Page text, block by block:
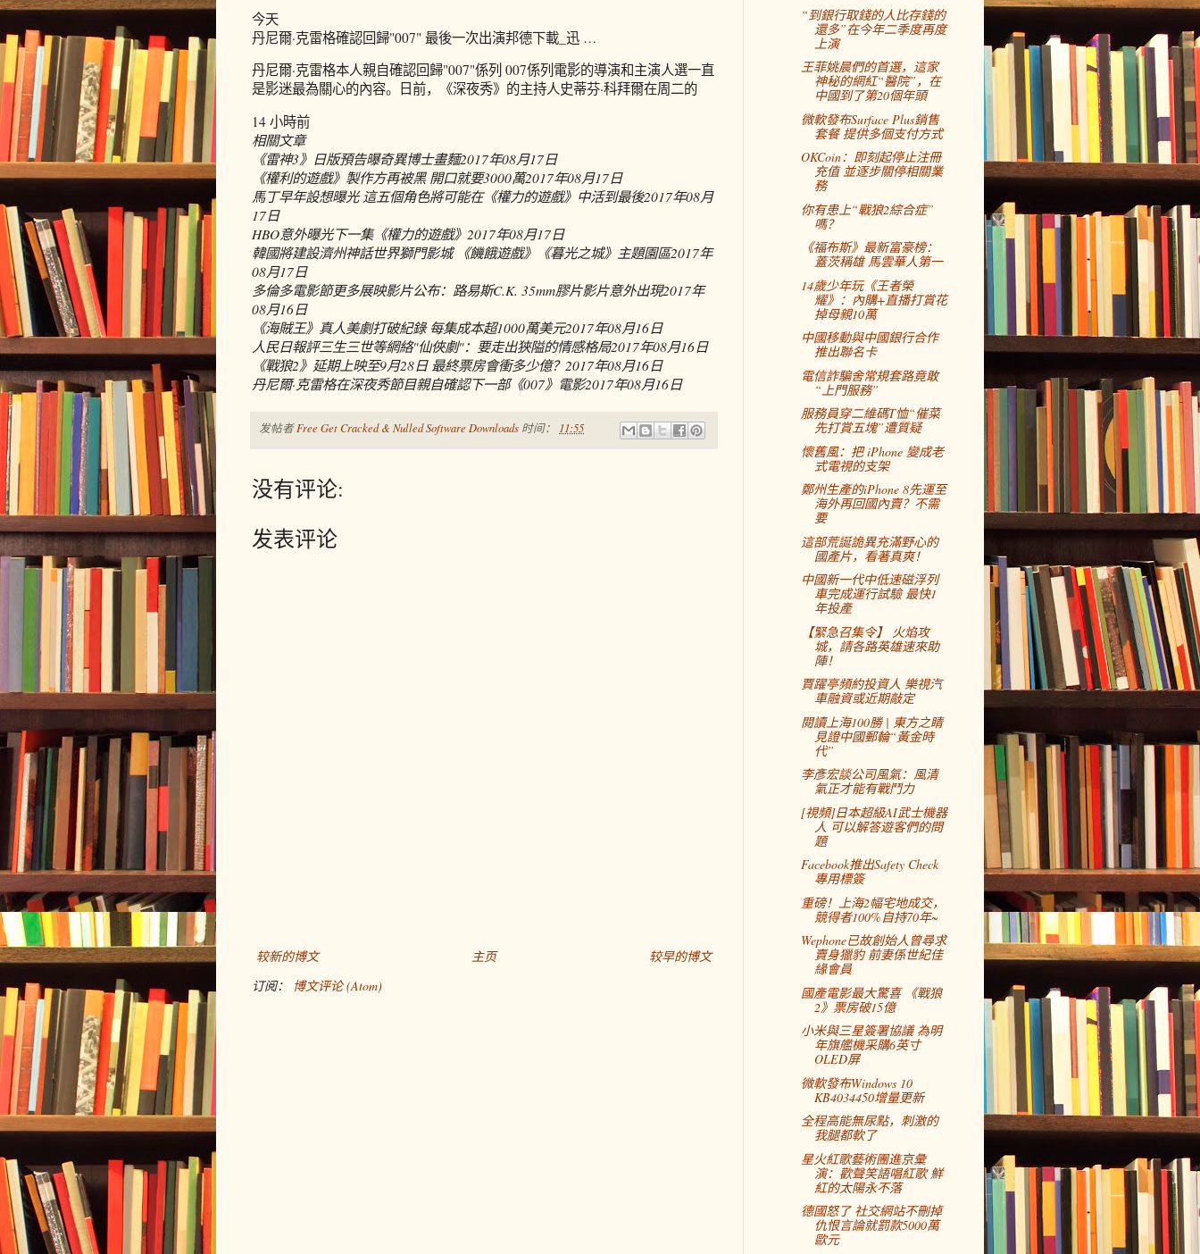
今天
丹尼爾·克雷格確認回歸"007" 最後一次出演邦德下載_迅 …
丹尼爾·克雷格本人親自確認回歸"007"係列 007係列電影的導演和主演人選一直
是影迷最為關心的內容。日前，《深夜秀》的主持人史蒂芬·科拜爾在周二的
14 小時前
相關文章
《雷神3》日版預告曝奇異博士畫麵2017年08月17日
《權利的遊戲》製作方再被黑 開口就要3000萬2017年08月17日
馬丁早年設想曝光 這五個角色將可能在《權力的遊戲》中活到最後2017年08月
17日
HBO意外曝光下一集《權力的遊戲》 2017年08月17日
韓國將建設濟州神話世界獅門影城 《饑餓遊戲》《暮光之城》主題園區2017年
08月17日
多倫多電影節更多展映影片公布：路易斯C.K. 35mm膠片影片意外出現2017年
08月16日
《海賊王》真人美劇打破紀錄 每集成本超1000萬美元2017年08月16日
人民日報評三生三世等網絡"仙俠劇"：要走出狹隘的情感格局2017年08月16日
《戰狼2》延期上映至9月28日 最終票房會衝多少億？ 2017年08月16日
丹尼爾·克雷格在深夜秀節目親自確認下一部《007》電影2017年08月16日
发帖者Free Get Cracked & Nulled Software Downloads 时间： 11:55
没有评论:
发表评论
较新的博文 较早的博文
主页
订阅：
博文评论 (Atom)
“到銀行取錢的人比存錢的
還多”在今年二季度再度
上演
王菲姚晨們的首選，這家
神秘的網紅“醫院”，在
中國到了第20個年頭
微軟發布Surface Plus銷售
套餐 提供多個支付方式
OKCoin：即刻起停止注冊
充值 並逐步關停相關業
務
你有患上“戰狼2綜合症”
嗎？
《福布斯》最新富豪榜：
蓋茨稱雄 馬雲華人第一
14歲少年玩《王者榮
耀》：內購+直播打賞花
掉母親10萬
中國移動與中國銀行合作
推出聯名卡
電信詐騙舍常規套路竟敢
“上門服務”
服務員穿二維碼T恤“催菜
先打賞五塊”遭質疑
懷舊風：把 iPhone 變成老
式電視的支架
鄭州生產的iPhone 8先運至
海外再回國內賣？不需
要
這部荒誕詭異充滿野心的
國產片，看著真爽！
中國新一代中低速磁浮列
車完成運行試驗 最快1
年投產
【緊急召集令】 火焰攻
城，請各路英雄速來助
陣！
賈躍亭頻約投資人 樂視汽
車融資或近期敲定
閱讀上海100勝 | 東方之睛
見證中國郵輪“黃金時
代”
李彥宏談公司風氣：風清
氣正才能有戰鬥力
[視頻]日本超級AI武士機器
人 可以解答遊客們的問
題
Facebook推出Safety Check
專用標簽
重磅！上海2幅宅地成交，
競得者100%自持70年~
Wephone已故創始人曾尋求
賣身獵豹 前妻係世紀佳
緣會員
國產電影最大驚喜 《戰狼
2》票房破15億
小米與三星簽署協議 為明
年旗艦機采購6英寸
OLED屏
微軟發布Windows 10
KB4034450增量更新
全程高能無尿點，刺激的
我腿都軟了
星火紅歌藝術團進京彙
演：歡聲笑語唱紅歌 鮮
紅的太陽永不落
德國怒了 社交網站不刪掉
仇恨言論就罰款5000萬
歐元